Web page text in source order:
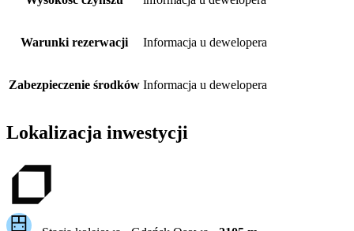
Warunki rezerwacji Informacja u dewelopera
Zabezpieczenie środków Informacja u dewelopera
Lokalizacja inwestycji